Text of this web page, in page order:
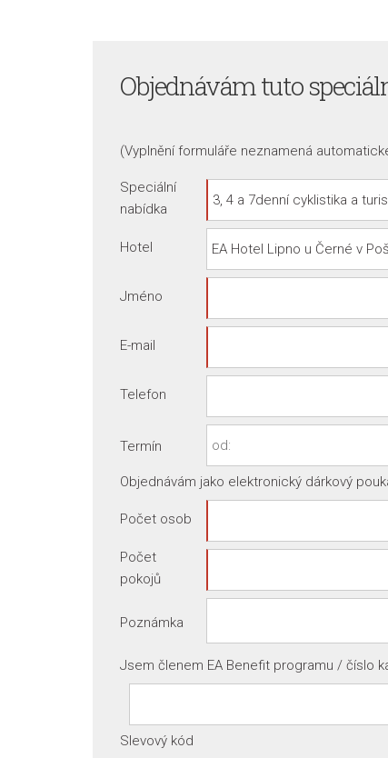
Objednávám tuto
(Vyplnění formuláře neznamená
Speciální
nabídka
Hotel
Jméno
E-mail
Telefon
Termín
Objednávám jako elektronický dárkový
Počet osob
Počet
pokojů
Poznámka
Jsem členem EA Benefit programu / číslo
Slevový kód